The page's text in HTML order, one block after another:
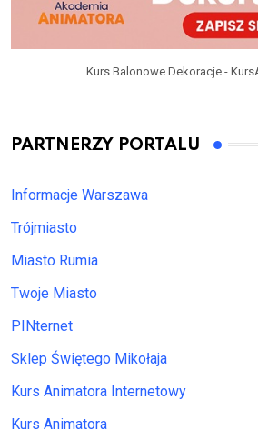
Kurs Balonowe Dekoracje -
PARTNERZY PORTALU
Informacje Warszawa
Trójmiasto
Miasto Rumia
Twoje Miasto
PINternet
Sklep Świętego Mikołaja
Kurs Animatora Internetowy
Kurs Animatora